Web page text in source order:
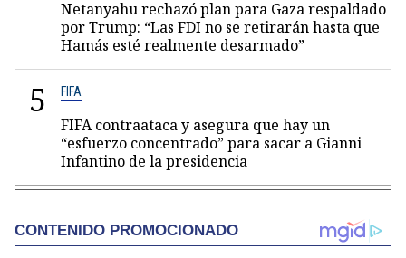
Netanyahu rechazó plan para Gaza respaldado
por Trump: “Las FDI no se retirarán hasta que
Hamás esté realmente desarmado”
5 FIFA
FIFA contraataca y asegura que hay un
“esfuerzo concentrado” para sacar a Gianni
Infantino de la presidencia